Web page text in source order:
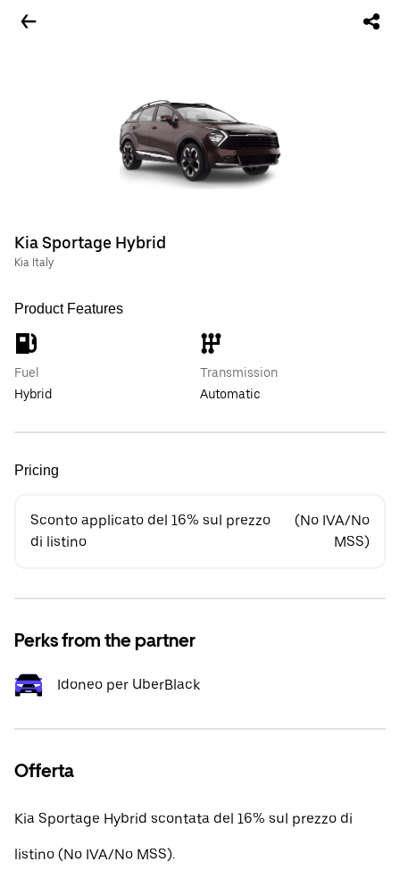
Kia Sportage Hybrid
Kia Italy
Product Features
Fuel
Hybrid
Transmission
Automatic
Pricing
Sconto applicato del 16% sul prezzo
di listino
(No IVA/No
MSS)
Perks from the partner
Idoneo per UberBlack
Offerta
Kia Sportage Hybrid scontata del 16% sul prezzo di
listino (No IVA/No MSS).